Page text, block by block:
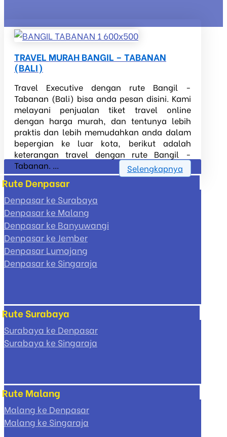
TRAVEL MURAH BANGIL – TABANAN
(BALI)
Travel Executive dengan rute Bangil -
Tabanan (Bali) bisa anda pesan disini. Kami
melayani penjualan tiket travel online
dengan harga murah, dan tentunya lebih
praktis dan lebih memudahkan anda dalam
bepergian ke luar kota, berikut adalah
keterangan travel dengan rute Bangil -
Tabanan. ...
Selengkapnya
Rute Denpasar
Denpasar ke Surabaya
Denpasar ke Malang
Denpasar ke Banyuwangi
Denpasar ke Jember
Denpasar Lumajang
Denpasar ke Singaraja
Rute Surabaya
Surabaya ke Denpasar
Surabaya ke Singaraja
Rute Malang
Malang ke Denpasar
Malang ke Singaraja